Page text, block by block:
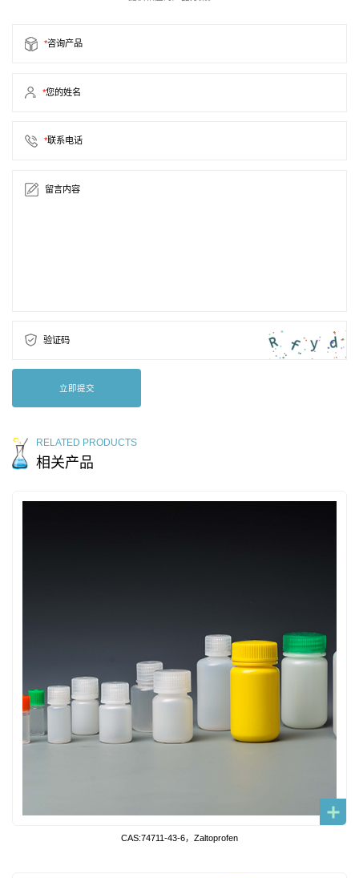
*咨询产品
*您的姓名
*联系电话
留言内容
验证码
立即提交
RELATED PRODUCTS
相关产品
CAS:74711-43-6，Zaltoprofen